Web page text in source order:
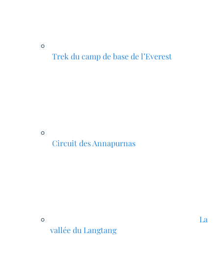
Trek du camp de base de l’Everest
Circuit des Annapurnas
La
vallée du Langtang